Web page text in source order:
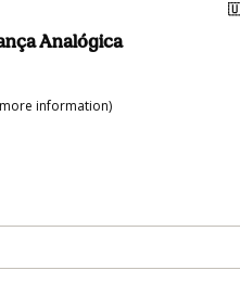
Analógica
information)